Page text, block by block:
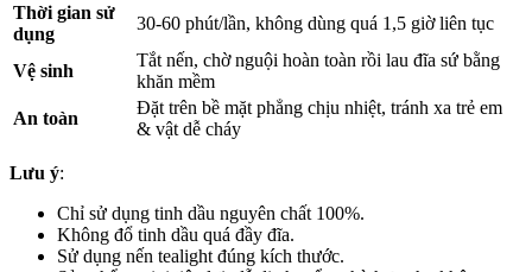
Thời gian sử
dụng
30-60 phút/lần, không dùng quá 1,5 giờ liên tục
Vệ sinh
Tắt nến, chờ nguội hoàn toàn rồi lau đĩa sứ bằng
khăn mềm
An toàn
Đặt trên bề mặt phẳng chịu nhiệt, tránh xa trẻ em
& vật dễ cháy
Lưu ý:
Chỉ sử dụng tinh dầu nguyên chất 100%.
Không đổ tinh dầu quá đầy đĩa.
Sử dụng nến tealight đúng kích thước.